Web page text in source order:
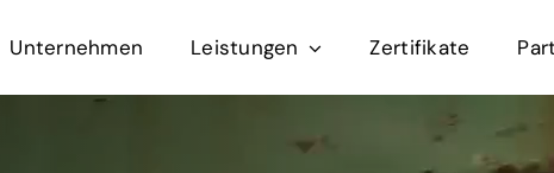
Unternehmen Leistungen Zertifikate